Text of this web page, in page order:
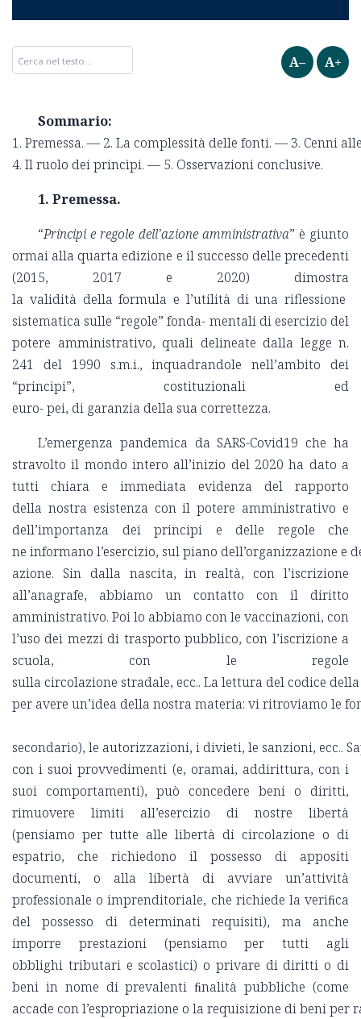
A– A+
Sommario:
1. Premessa. — 2. La complessità delle fonti. — 3. Cenni
4. Il ruolo dei princìpi. — 5. Osservazioni conclusive.
1. Premessa.
“Principi e regole dell’azione amministrativa” è giunto
ormai alla quarta edizione e il successo delle precedenti
(2015, 2017 e 2020) dimostra
la validità della formula e l’utilità di una riflessione
sistematica sulle “regole” fonda- mentali di esercizio del
potere amministrativo, quali delineate dalla legge n.
241 del 1990 s.m.i., inquadrandole nell’ambito dei
“principi”, costituzionali ed
euro- pei, di garanzia della sua correttezza.
L’emergenza pandemica da SARS-Covid19 che ha
stravolto il mondo intero all’inizio del 2020 ha dato a
tutti chiara e immediata evidenza del rapporto
della nostra esistenza con il potere amministrativo e
dell’importanza dei principi e delle regole che
ne informano l’esercizio, sul piano dell’organizzazione e
azione. Sin dalla nascita, in realtà, con l’iscrizione
all’anagrafe, abbiamo un contatto con il diritto
amministrativo. Poi lo abbiamo con le vaccinazioni, con
l’uso dei mezzi di trasporto pubblico, con l’iscrizione a
scuola, con le regole
sulla circolazione stradale, ecc.. La lettura del codice
per avere un’idea della nostra materia: vi ritroviamo le
secondario), le autorizzazioni, i divieti, le sanzioni, ecc..
con i suoi provvedimenti (e, oramai, addirittura, con i
suoi comportamenti), può concedere beni o diritti,
rimuovere limiti all’esercizio di nostre libertà
(pensiamo per tutte alle libertà di circolazione o di
espatrio, che richiedono il possesso di appositi
documenti, o alla libertà di avviare un’attività
professionale o imprenditoriale, che richiede la veriﬁca
del possesso di determinati requisiti), ma anche
imporre prestazioni (pensiamo per tutti agli
obblighi tributari e scolastici) o privare di diritti o di
beni in nome di prevalenti ﬁnalità pubbliche (come
accade con l’espropriazione o la requisizione di beni